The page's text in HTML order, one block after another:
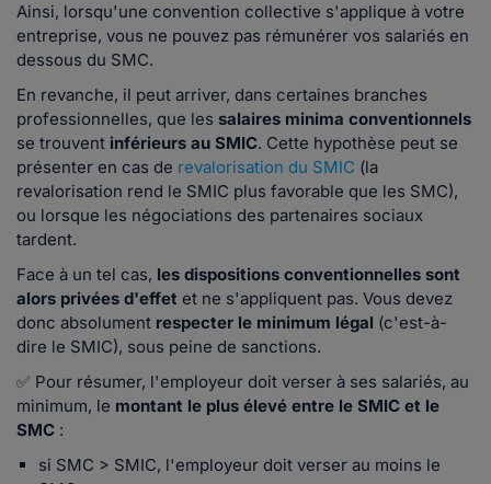
Ainsi, lorsqu'une convention collective s'applique à votre
entreprise, vous ne pouvez pas rémunérer vos salariés en
dessous du SMC.
En revanche, il peut arriver, dans certaines branches
professionnelles, que les salaires minima conventionnels
se trouvent inférieurs au SMIC. Cette hypothèse peut se
présenter en cas de revalorisation du SMIC (la
revalorisation rend le SMIC plus favorable que les SMC),
ou lorsque les négociations des partenaires sociaux
tardent.
Face à un tel cas, les dispositions conventionnelles sont
alors privées d'effet et ne s'appliquent pas. Vous devez
donc absolument respecter le minimum légal (c'est-à-
dire le SMIC), sous peine de sanctions.
✅ Pour résumer, l'employeur doit verser à ses salariés, au
minimum, le montant le plus élevé entre le SMIC et le
SMC :
si SMC > SMIC, l'employeur doit verser au moins le